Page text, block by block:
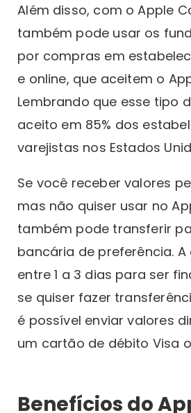
Além disso, com o Apple
também pode usar os
por compras em
e online, que aceitem o
Lembrando que esse tipo
aceito em 85% dos
varejistas nos Estados
Se você receber valores
mas não quiser usar no
também pode transferir
bancária de preferência.
entre 1 a 3 dias para ser
se quiser fazer
é possível enviar valores
um cartão de débito Visa
Benefícios do